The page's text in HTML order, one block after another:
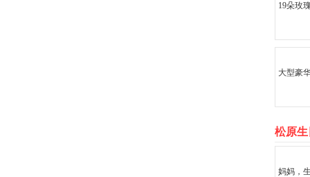
19朵玫
大型豪
松原
妈妈，